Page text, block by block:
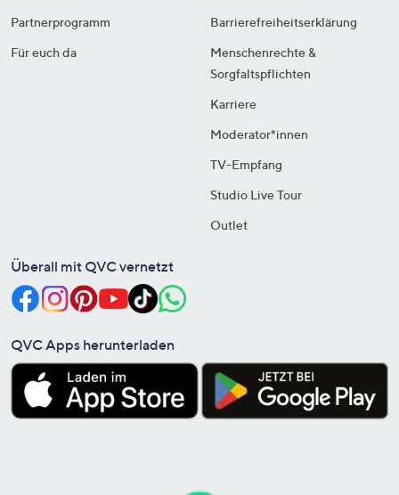
Partnerprogramm
Für euch da
Barrierefreiheitserklärung
Menschenrechte &
Sorgfaltspflichten
Karriere
Moderator*innen
TV-Empfang
Studio Live Tour
Outlet
Überall mit QVC vernetzt
QVC Apps herunterladen